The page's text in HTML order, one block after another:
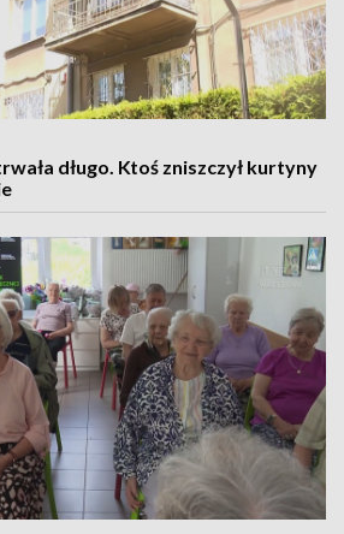
długo. Ktoś zniszczył kurtyny